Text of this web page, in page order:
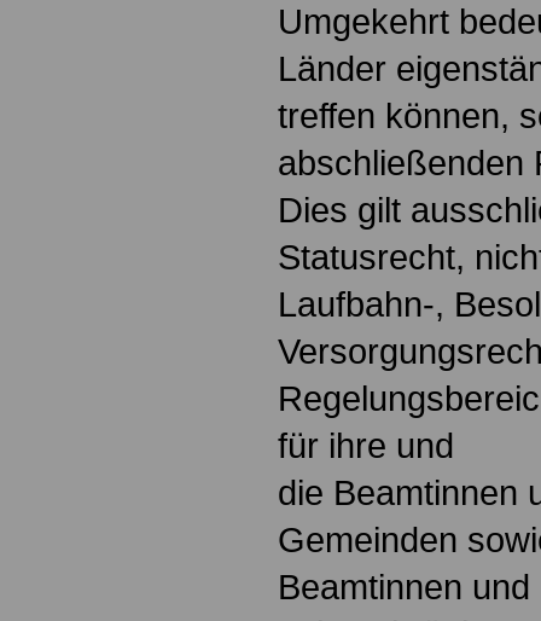
Umgekehrt
Länder
treffen können,
abschließenden
Dies gilt
Statusrecht,
Laufbahn-,
für ihre und
die Beamtinnen
Gemeinden
Beamtinnen